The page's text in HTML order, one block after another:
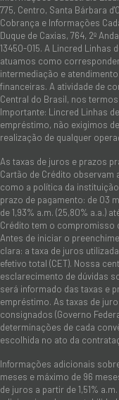
775, Centro, Santa Bárbara
Cobrança e Informações
Duque de Caxias, 764, 2º
13450-015. A Lincred Linhas
atuamos como
intermediação e
financeiras. A atividade de
Central do Brasil, nos
Importante: Lincred Linhas
empréstimo, não exigimos
realização de qualquer
As taxas de juros e prazos
Cartão de Crédito observam
como a política da
prazo de pagamento: de 03
de 1,93% a.m. (25,80% a.a.)
Crédito tem o compromisso
Antes de iniciar o
clara: a taxa de juros
efetivo total (CET). Nossa
esclarecimento de dúvidas
será informado das taxas e
empréstimo. As taxas de
consignados (Governo
determinações de cada
escolhida no ato da
Informações adicionais
meses e máximo de 96
de juros a partir de 1,51%